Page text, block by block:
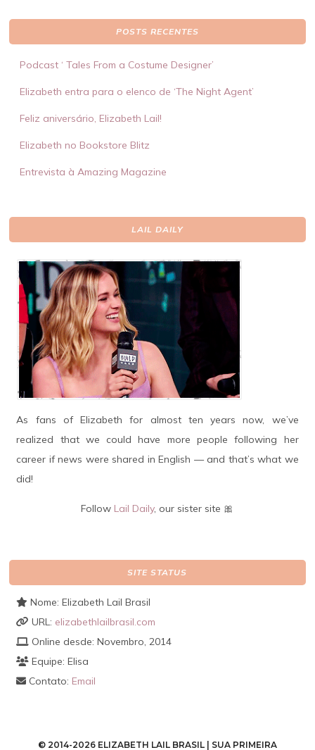
POSTS RECENTES
Podcast ‘ Tales From a Costume Designer’
Elizabeth entra para o elenco de ‘The Night Agent’
Feliz aniversário, Elizabeth Lail!
Elizabeth no Bookstore Blitz
Entrevista à Amazing Magazine
LAIL DAILY
As fans of Elizabeth for almost ten years now, we’ve
realized that we could have more people following her
career if news were shared in English — and that’s what we
did!
Follow Lail Daily, our sister site 🎀
SITE STATUS
Nome: Elizabeth Lail Brasil
URL: elizabethlailbrasil.com
Online desde: Novembro, 2014
Equipe: Elisa
Contato: Email
© 2014-2026 ELIZABETH LAIL BRASIL | SUA PRIMEIRA